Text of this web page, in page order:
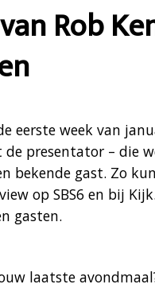
Rob
eerste week van
de presentator – die
bekende gast. Zo
op SBS6 en bij
gasten.
laatste